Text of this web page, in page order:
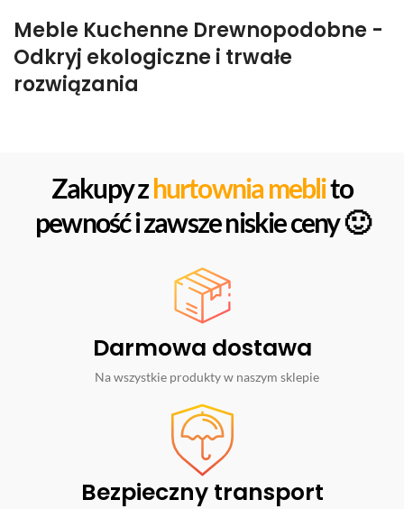
Meble Kuchenne Drewnopodobne -
Odkryj ekologiczne i trwałe
rozwiązania
Zakupy zhurtownia meblito
pewność i zawsze niskie ceny 🙂
Darmowa dostawa
Na wszystkie produkty w naszym sklepie
Bezpieczny transport